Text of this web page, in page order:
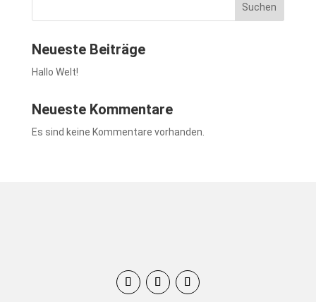
Suchen
Neueste Beiträge
Hallo Welt!
Neueste Kommentare
Es sind keine Kommentare vorhanden.